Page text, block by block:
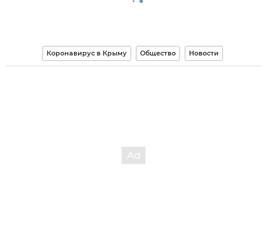
Коронавирус в Крыму Общество Новости